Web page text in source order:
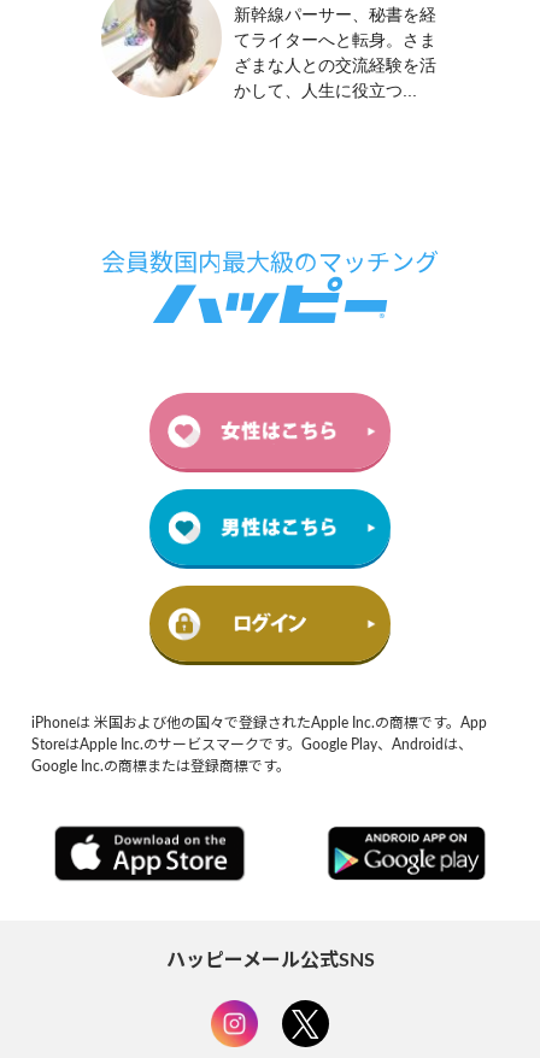
新幹線パーサー、秘書を経
てライターへと転身。さま
ざまな人との交流経験を活
かして、人生に役立つ...
iPhoneは 米国および他の国々で登録されたApple Inc.の商標です。App
StoreはApple Inc.のサービスマークです。Google Play、Androidは、
Google Inc.の商標または登録商標です。
ハッピーメール公式SNS